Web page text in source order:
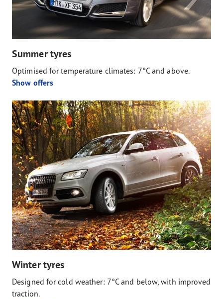
Summer tyres
Optimised for temperature climates: 7°C and above.
Show offers
Winter tyres
Designed for cold weather: 7°C and below, with improved
traction.